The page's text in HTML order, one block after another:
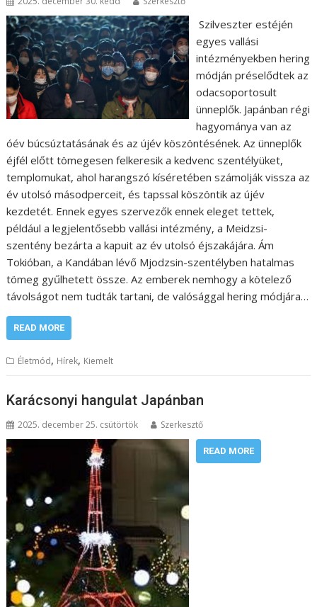
Szilveszter estéjén
egyes vallási
intézményekben hering
módján préselődtek az
odacsoportosult
ünneplők. Japánban régi
hagyománya van az
óév búcsúztatásának és az újév köszöntésének. Az ünneplők
éjfél előtt tömegesen felkeresik a kedvenc szentélyüket,
templomukat, ahol harangszó kíséretében számolják vissza az
év utolsó másodperceit, és tapssal köszöntik az újév
kezdetét. Ennek egyes szervezők ennek eleget tettek,
például a legjelentősebb vallási intézmény, a Meidzsi-
szentény bezárta a kapuit az év utolsó éjszakájára. Ám
Tokióban, a Kandában lévő Mjodzsin-szentélyben hatalmas
tömeg gyűlhetett össze. Az emberek nemhogy a kötelező
távolságot nem tudták tartani, de valósággal hering módjára…
READ MORE
Életmód, Hírek, Kiemelt
Karácsonyi hangulat Japánban
2025. december 25. csütörtök Szerkesztő
READ MORE